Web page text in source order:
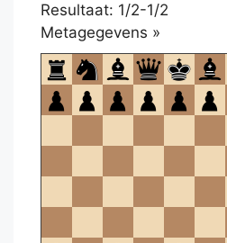
Resultaat: 1/2-1/2
Metagegevens »
om
te
openen.